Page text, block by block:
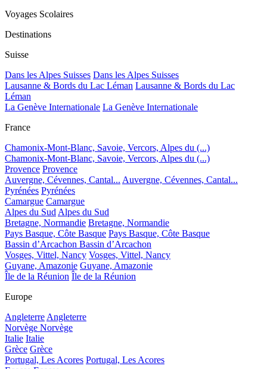
Voyages Scolaires
Destinations
Suisse
Dans les Alpes Suisses Dans les Alpes Suisses
Lausanne & Bords du Lac Léman Lausanne & Bords du Lac
Léman
La Genève Internationale La Genève Internationale
France
Chamonix-Mont-Blanc, Savoie, Vercors, Alpes du (...)
Chamonix-Mont-Blanc, Savoie, Vercors, Alpes du (...)
Provence Provence
Auvergne, Cévennes, Cantal... Auvergne, Cévennes, Cantal...
Pyrénées Pyrénées
Camargue Camargue
Alpes du SudAlpes du Sud
Bretagne, Normandie Bretagne, Normandie
Pays Basque, Côte Basque Pays Basque, Côte Basque
Bassin d’Arcachon Bassin d’Arcachon
Vosges, Vittel, Nancy Vosges, Vittel, Nancy
Guyane, Amazonie Guyane, Amazonie
Île de la Réunion Île de la Réunion
Europe
AngleterreAngleterre
Norvège Norvège
Italie Italie
Grèce Grèce
Portugal, Les Acores Portugal, Les Acores